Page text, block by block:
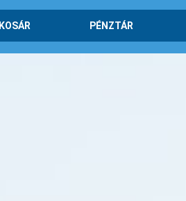
KOSÁR PÉNZTÁR